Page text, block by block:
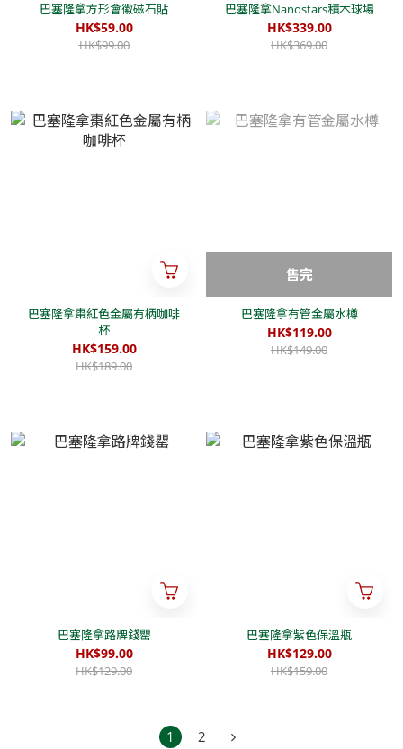
巴塞隆拿方形會徽磁石貼
HK$59.00
HK$99.00
巴塞隆拿Nanostars積木球場
HK$339.00
HK$369.00
巴塞隆拿棗紅色金屬有柄咖啡
杯
HK$159.00
HK$189.00
售完
巴塞隆拿有管金屬水樽
HK$119.00
HK$149.00
巴塞隆拿路牌錢罌
HK$99.00
HK$129.00
巴塞隆拿紫色保溫瓶
HK$129.00
HK$159.00
1 2